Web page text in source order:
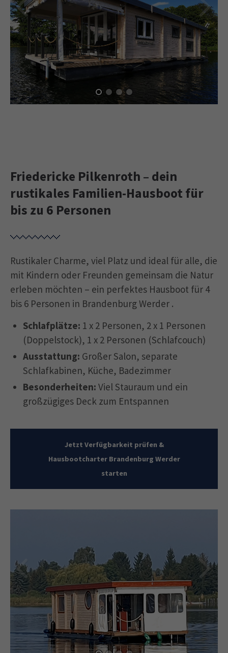
Friedericke Pilkenroth – dein
rustikales Familien-Hausboot für
bis zu 6 Personen
Rustikaler Charme, viel Platz und ideal für alle, die
mit Kindern oder Freunden gemeinsam die Natur
erleben möchten – ein perfektes Hausboot für 4
bis 6 Personen in Brandenburg Werder .
Schlafplätze: 1 x 2 Personen, 2 x 1 Personen
(Doppelstock), 1 x 2 Personen (Schlafcouch)
Ausstattung: Großer Salon, separate
Schlafkabinen, Küche, Badezimmer
Besonderheiten: Viel Stauraum und ein
großzügiges Deck zum Entspannen
Jetzt Verfügbarkeit prüfen &
Hausbootcharter Brandenburg Werder
starten